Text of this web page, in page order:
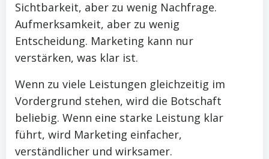
Sichtbarkeit, aber zu wenig Nachfrage.
Aufmerksamkeit, aber zu wenig
Entscheidung. Marketing kann nur
verstärken, was klar ist.
Wenn zu viele Leistungen gleichzeitig im
Vordergrund stehen, wird die Botschaft
beliebig. Wenn eine starke Leistung klar
führt, wird Marketing einfacher,
verständlicher und wirksamer.